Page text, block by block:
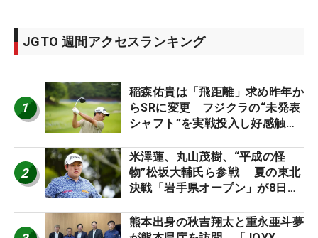
JGTO 週間アクセスランキング
1
稲森佑貴は「飛距離」求め昨年か
らSRに変更 フジクラの“未発表
シャフト”を実戦投入し好感触
ーのヒトネタ！】
2
米澤蓮、丸山茂樹、“平成の怪
物”松坂大輔氏ら参戦 夏の東北
決戦「岩手県オープン」が8日開
熊本出身の秋吉翔太と重永亜斗夢